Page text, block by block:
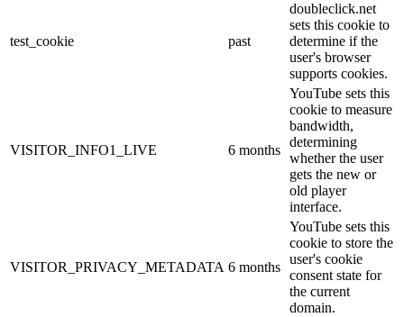
test_cookie past
doubleclick.net
sets this cookie to
determine if the
user's browser
supports cookies.
VISITOR_INFO1_LIVE 6 months
YouTube sets this
cookie to measure
bandwidth,
determining
whether the user
gets the new or
old player
interface.
VISITOR_PRIVACY_METADATA 6 months
YouTube sets this
cookie to store the
user's cookie
consent state for
the current
domain.